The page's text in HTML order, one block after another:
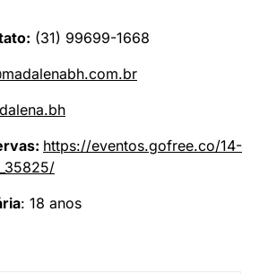
(31) 99699-1668
https://eventos.gofree.co/14-
: 18 anos